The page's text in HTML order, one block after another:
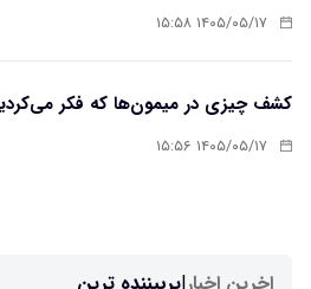
۱۴۰۵/۰۵/۱۷ ۱۵:۵۸
کشف چیزی در میمون‌ها که فکر
۱۴۰۵/۰۵/۱۷ ۱۵:۵۶